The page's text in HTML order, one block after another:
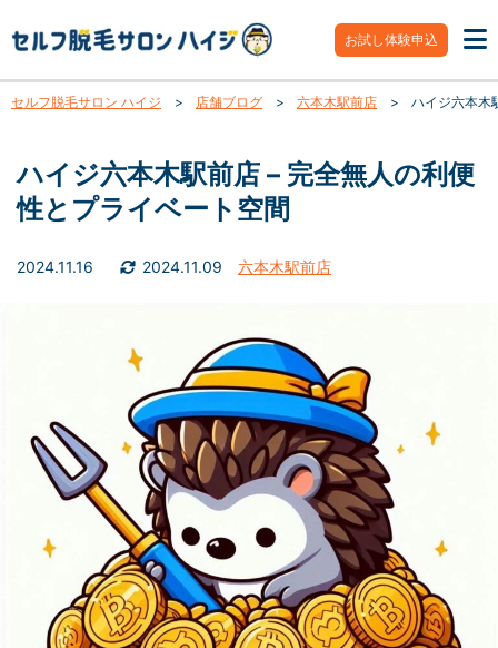
お試し体験申込
セルフ脱毛サロン ハイジ > 店舗ブログ > 六本木駅前店 > ハイジ六本木
ハイジ六本木駅前店 – 完全無人の利便
性とプライベート空間
2024.11.16 2024.11.09 六本木駅前店